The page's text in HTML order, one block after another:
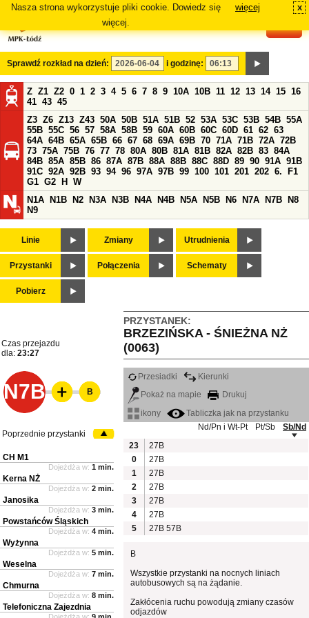
Nasza strona wykorzystuje pliki cookie. Dowiedz się
więcej.
więcej x
Sprawdź rozkład na dzień: i godzinę:
Z Z1 Z2 0 1 2 3 4 5 6 7 8 9 10A 10B 11 12 13 14 15 16
41 43 45
Z3 Z6 Z13 Z43 50A 50B 51A 51B 52 53A 53C 53B 54B 55A
55B 55C 56 57 58A 58B 59 60A 60B 60C 60D 61 62 63
64A 64B 65A 65B 66 67 68 69A 69B 70 71A 71B 72A 72B
73 75A 75B 76 77 78 80A 80B 81A 81B 82A 82B 83 84A
84B 85A 85B 86 87A 87B 88A 88B 88C 88D 89 90 91A 91B
91C 92A 92B 93 94 96 97A 97B 99 100 101 201 202 6.
F1
G1 G2 H
W
N1A
N1B N2 N3A N3B N4A N4B N5A N5B N6 N7A N7B
N8
N9
Linie Zmiany Utrudnienia
Przystanki Połączenia Schematy
Pobierz
PRZYSTANEK:
BRZEZIŃSKA - ŚNIEŻNA NŻ
(0063)
Czas przejazdu
dla: 23:27
N7B
Przesiadki
Kierunki
Pokaż na mapie
Drukuj
ikony
Tabliczka jak na przystanku
Nd/Pn i Wt-Pt
Pt/Sb
Sb/Nd
23
27B
0
27B
1
27B
2
27B
3
27B
4
27B
5
27B 57B
B
Wszystkie przystanki na nocnych liniach
autobusowych są na żądanie.
Zakłócenia ruchu powodują zmiany czasów
odjazdów
B
Poprzednie przystanki
CH M1
Dojeżdża w: 1 min.
Kerna NŻ
Dojeżdża w: 2 min.
Janosika
Dojeżdża w: 3 min.
Powstańców Śląskich
Dojeżdża w: 4 min.
Wyżynna
Dojeżdża w: 5 min.
Weselna
Dojeżdża w: 7 min.
Chmurna
Dojeżdża w: 8 min.
Telefoniczna Zajezdnia